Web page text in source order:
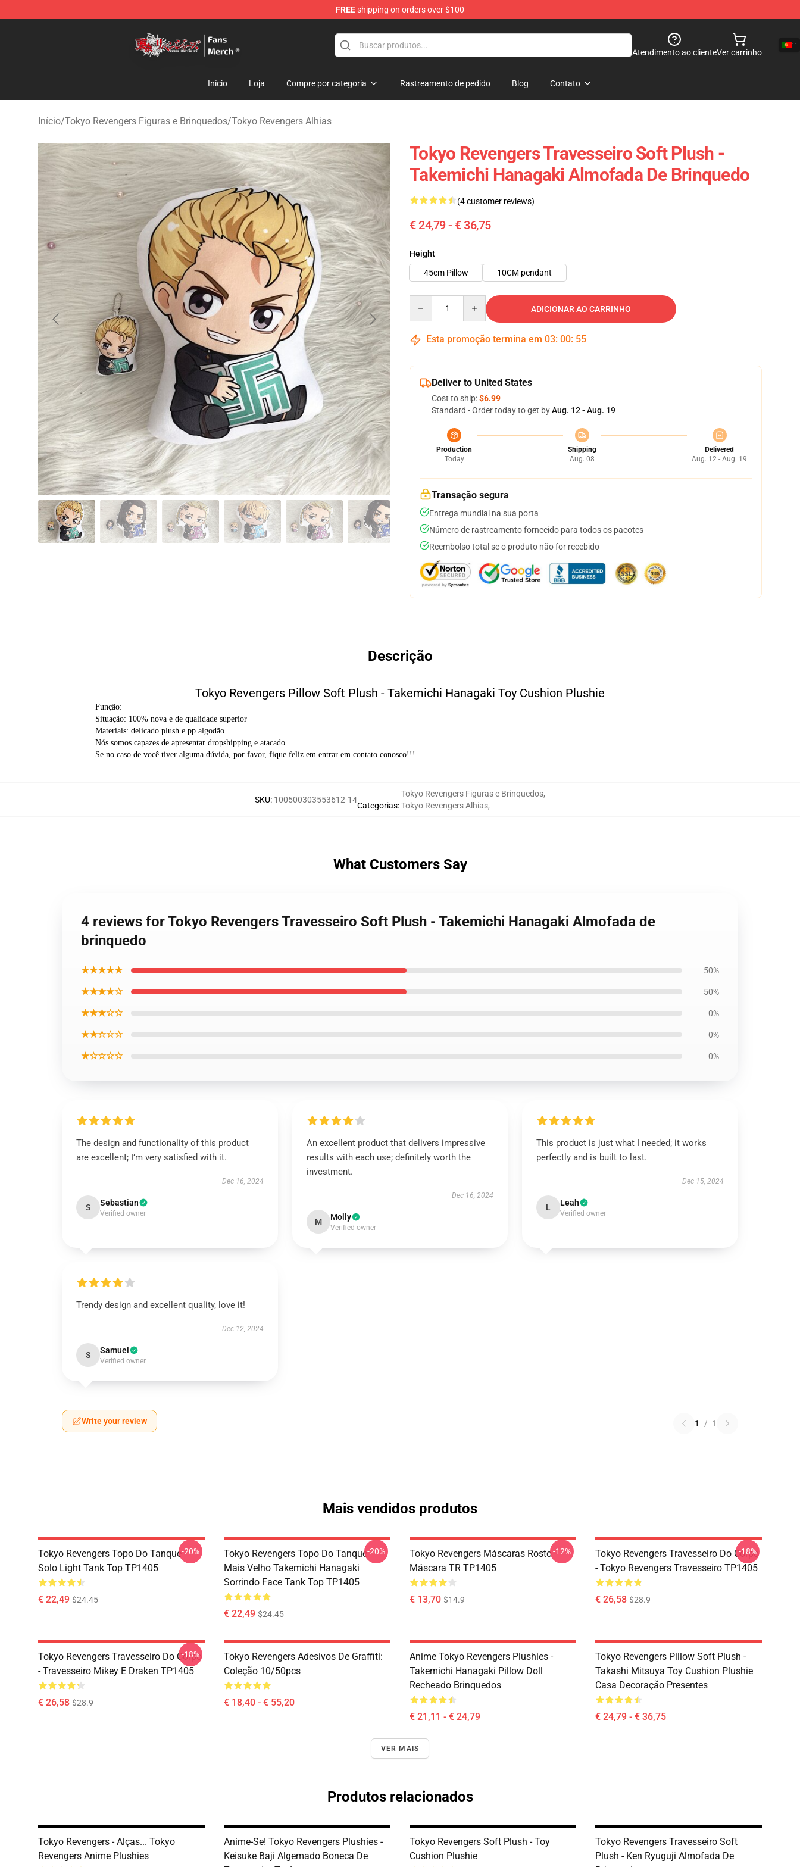
FREEshipping on orders over $100
Atendimento ao clienteVer carrinho
Início Loja Compre por categoria Rastreamento de pedido Blog Contato
Início/Tokyo Revengers Figuras e Brinquedos/Tokyo Revengers Alhias
Tokyo Revengers Travesseiro Soft Plush -
Takemichi Hanagaki Almofada De Brinquedo
(4 customer reviews)
€ 24,79 - € 36,75
Height
45cm Pillow
10CM pendant
ADICIONAR AO CARRINHO
Esta promoção termina em 03: 00: 54
Deliver to United States
Cost to ship:$6.99
Standard - Order today to get byAug. 12 - Aug. 19
Production
Today
Shipping
Aug. 08
Delivered
Aug. 12 - Aug. 19
Transação segura
Entrega mundial na sua porta
Número de rastreamento fornecido para todos os pacotes
Reembolso total se o produto não for recebido
Descrição
Tokyo Revengers Pillow Soft Plush - Takemichi Hanagaki Toy Cushion Plushie
Função:
Situação: 100% nova e de qualidade superior
Materiais: delicado plush e pp algodão
Nós somos capazes de apresentar dropshipping e atacado.
Se no caso de você tiver alguma dúvida, por favor, fique feliz em entrar em contato conosco!!!
SKU: 100500303553612-14
Categorias:
Tokyo Revengers Figuras e Brinquedos,
Tokyo Revengers Alhias,
What Customers Say
4 reviews for Tokyo Revengers Travesseiro Soft Plush - Takemichi Hanagaki Almofada de
brinquedo
★★★★★ 50%
★★★★☆ 50%
★★★☆☆ 0%
★★☆☆☆ 0%
★☆☆☆☆ 0%
The design and functionality of this product
are excellent; I’m very satisfied with it.
Dec 16, 2024
S Sebastian
Verified owner
An excellent product that delivers impressive
results with each use; definitely worth the
investment.
Dec 16, 2024
M Molly
Verified owner
This product is just what I needed; it works
perfectly and is built to last.
Dec 15, 2024
L Leah
Verified owner
Trendy design and excellent quality, love it!
Dec 12, 2024
S Samuel
Verified owner
Write your review 1 / 1
Mais vendidos produtos
Tokyo Revengers Topo Do Tanque -
Solo Light Tank Top TP1405
€ 22,49 $24.45
-20%
Tokyo Revengers Topo Do Tanque -
Mais Velho Takemichi Hanagaki
Sorrindo Face Tank Top TP1405
€ 22,49 $24.45
-20%
Tokyo Revengers Máscaras Rosto -
Máscara TR TP1405
€ 13,70 $14.9
-12%
Tokyo Revengers Travesseiro Do Corpo
- Tokyo Revengers Travesseiro TP1405
€ 26,58 $28.9
-18%
Tokyo Revengers Travesseiro Do Corpo
- Travesseiro Mikey E Draken TP1405
€ 26,58 $28.9
-18%
Tokyo Revengers Adesivos De Graffiti:
Coleção 10/50pcs
€ 18,40 - € 55,20
Anime Tokyo Revengers Plushies -
Takemichi Hanagaki Pillow Doll
Recheado Brinquedos
€ 21,11 - € 24,79
Tokyo Revengers Pillow Soft Plush -
Takashi Mitsuya Toy Cushion Plushie
Casa Decoração Presentes
€ 24,79 - € 36,75
VER MAIS
Produtos relacionados
Tokyo Revengers - Alças... Tokyo
Revengers Anime Plushies
Anime-Se! Tokyo Revengers Plushies -
Keisuke Baji Algemado Boneca De
Tokyo Revengers Soft Plush - Toy
Cushion Plushie
Tokyo Revengers Travesseiro Soft
Plush - Ken Ryuguji Almofada De